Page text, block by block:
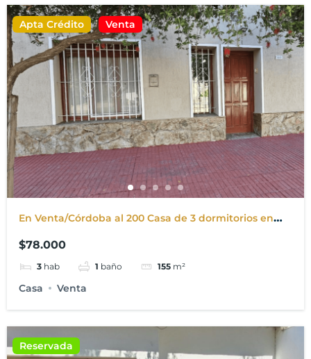
Apta Crédito Venta
En Venta/Córdoba al 200 Casa de 3 dormitorios en
$78.000
3 hab 1 baño 155 m²
Casa Venta
Reservada